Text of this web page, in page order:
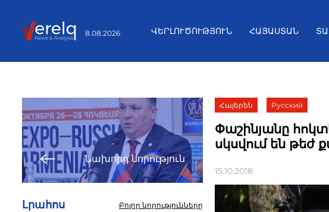
8.08.2026 ՎԵՐԼՈՒԾՈՒԹՅՈՒՆ ՀԱՅԱՍՏԱՆ
Նախորդ նորություն
Լրահոս Բոլոր նորությունները
Հայերեն Русский
Փաշինյանը
սկսվում են թեժ
15.10.2018